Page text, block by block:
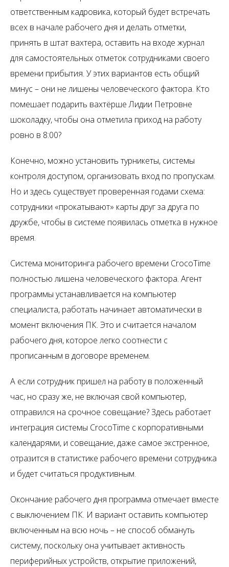
ответственным кадровика, который будет встречать
всех в начале рабочего дня и делать отметки,
принять в штат вахтера, оставить на входе журнал
для самостоятельных отметок сотрудниками своего
времени прибытия. У этих вариантов есть общий
минус – они не лишены человеческого фактора. Кто
помешает подарить вахтёрше Лидии Петровне
шоколадку, чтобы она отметила приход на работу
ровно в 8:00?
Конечно, можно установить турникеты, системы
контроля доступом, организовать вход по пропускам.
Но и здесь существует проверенная годами схема:
сотрудники «прокатывают» карты друг за друга по
дружбе, чтобы в системе появилась отметка в нужное
время.
Система мониторинга рабочего времени CrocoTime
полностью лишена человеческого фактора. Агент
программы устанавливается на компьютер
специалиста, работать начинает автоматически в
момент включения ПК. Это и считается началом
рабочего дня, которое легко соотнести с
прописанным в договоре временем.
А если сотрудник пришел на работу в положенный
час, но сразу же, не включая свой компьютер,
отправился на срочное совещание? Здесь работает
интеграция системы CrocoTime с корпоративными
календарями, и совещание, даже самое экстренное,
отразится в статистике рабочего времени сотрудника
и будет считаться продуктивным.
Окончание рабочего дня программа отмечает вместе
с выключением ПК. И вариант оставить компьютер
включенным на всю ночь – не способ обмануть
систему, поскольку она учитывает активность
периферийных устройств, открытие приложений,